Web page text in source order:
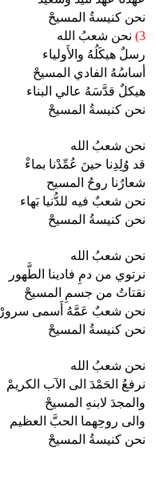
نحن كنيسةُ المسيحْ
3) نحن شعبُ الله
رسلٌ هيكَلُهُ والأَولياء
أساسُهُ الفادي المسيحْ
هيكلٌ قدَّسَهُ عالي البناء
نحن كنيسةُ المسيحْ
نحن شعبُ الله
قد وُلِدِنا حينَ عُمِّدْنا بماءْ
شعارُنا روحُ المسيح
نحن شعبٌ فيه للدُّنيا بَهاء
نحن كنيسةُ المسيحْ
نحن شعبُ الله
نرتوي من دمِ فادينا الطَّهور
نقتاتُ من جسمِ المسيحْ
نحن شعبٌ عَمَّهُ أَسمى سرورْ
نحن كنيسةُ المسيحْ
نحن شعبُ الله
نرفعُ الحَمْدَ الى الآب الكريمْ
والمجدَ لابنهِ المسيحْ
والى روحِهما الحبَّ العظيم
نحن كنيسةُ المسيحْ